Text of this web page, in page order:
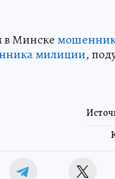
в Минске
милиции,